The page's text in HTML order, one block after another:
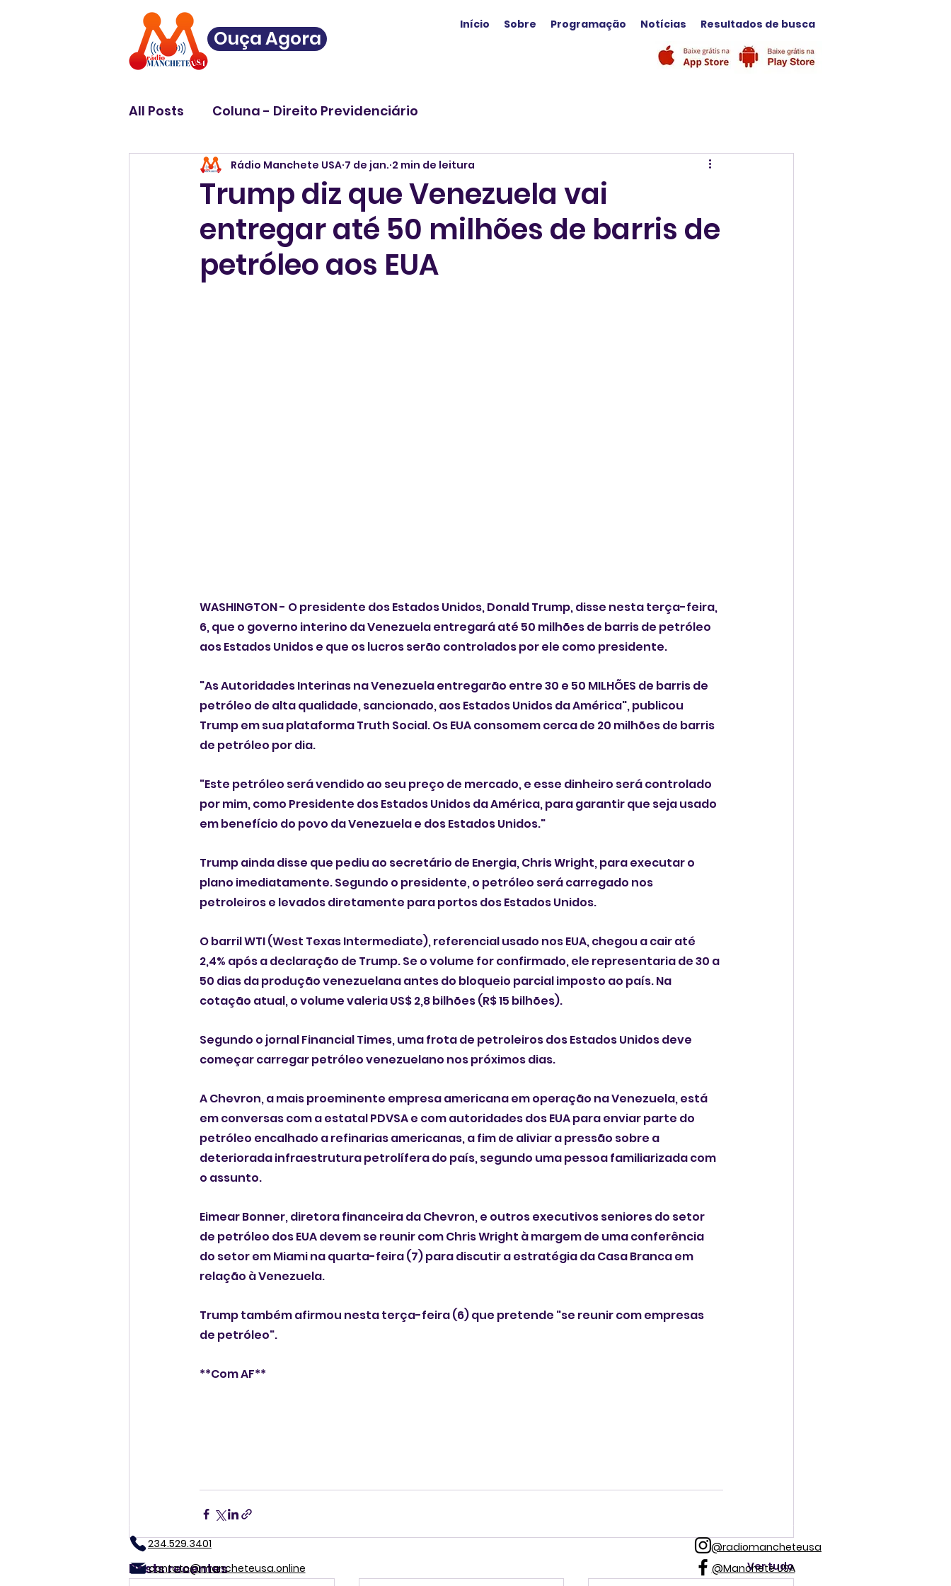
Ouça Agora
Início Sobre Programação Notícias Resultados de busca
All Posts Coluna - Direito Previdenciário
Trump diz que Venezuela vai
entregar até 50 milhões de barris de
petróleo aos EUA
Rádio Manchete USA 7 de jan. 2 min de leitura
WASHINGTON - O presidente dos Estados Unidos, Donald Trump, disse nesta terça-feira,
6, que o governo interino da Venezuela entregará até 50 milhões de barris de petróleo
aos Estados Unidos e que os lucros serão controlados por ele como presidente.
"As Autoridades Interinas na Venezuela entregarão entre 30 e 50 MILHÕES de barris de
petróleo de alta qualidade, sancionado, aos Estados Unidos da América", publicou
Trump em sua plataforma Truth Social. Os EUA consomem cerca de 20 milhões de barris
de petróleo por dia.
"Este petróleo será vendido ao seu preço de mercado, e esse dinheiro será controlado
por mim, como Presidente dos Estados Unidos da América, para garantir que seja usado
em benefício do povo da Venezuela e dos Estados Unidos."
Trump ainda disse que pediu ao secretário de Energia, Chris Wright, para executar o
plano imediatamente. Segundo o presidente, o petróleo será carregado nos
petroleiros e levados diretamente para portos dos Estados Unidos.
O barril WTI (West Texas Intermediate), referencial usado nos EUA, chegou a cair até
2,4% após a declaração de Trump. Se o volume for confirmado, ele representaria de 30 a
50 dias da produção venezuelana antes do bloqueio parcial imposto ao país. Na
cotação atual, o volume valeria US$ 2,8 bilhões (R$ 15 bilhões).
Segundo o jornal Financial Times, uma frota de petroleiros dos Estados Unidos deve
começar carregar petróleo venezuelano nos próximos dias.
A Chevron, a mais proeminente empresa americana em operação na Venezuela, está
em conversas com a estatal PDVSA e com autoridades dos EUA para enviar parte do
petróleo encalhado a refinarias americanas, a fim de aliviar a pressão sobre a
deteriorada infraestrutura petrolífera do país, segundo uma pessoa familiarizada com
o assunto.
Eimear Bonner, diretora financeira da Chevron, e outros executivos seniores do setor
de petróleo dos EUA devem se reunir com Chris Wright à margem de uma conferência
do setor em Miami na quarta-feira (7) para discutir a estratégia da Casa Branca em
relação à Venezuela.
Trump também afirmou nesta terça-feira (6) que pretende "se reunir com empresas
de petróleo".
**Com AF**
Posts recentes Ver tudo
234.529.3401
contato@mancheteusa.online
@radiomancheteusa
@Manchete USA